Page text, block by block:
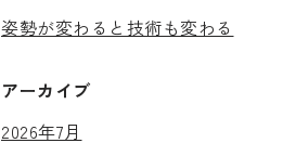
姿勢が変わると技術も変わる
アーカイブ
2026年7月